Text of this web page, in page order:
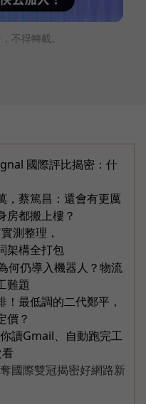
不得轉載。
國際評比揭密：什
，蔡篤昌：還會有更厲
房都搬上樓？
測整理，
架構全打包
何仍導入機器人？物流
難題
最低調的二代鄭平，
價？
讀Gmail、自動跑完工
國際雙冠揭密好網路新